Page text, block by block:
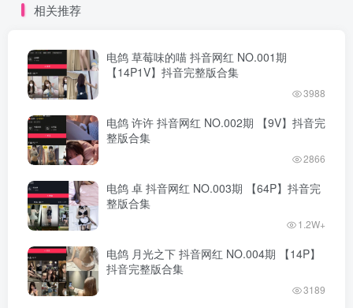
相关推荐
电鸽 草莓味的喵 抖音网红 NO.001期
【14P1V】抖音完整版合集
3988
电鸽 许许 抖音网红 NO.002期 【9V】抖音完
整版合集
2866
电鸽 卓 抖音网红 NO.003期 【64P】抖音完
整版合集
1.2W+
电鸽 月光之下 抖音网红 NO.004期 【14P】
抖音完整版合集
3189